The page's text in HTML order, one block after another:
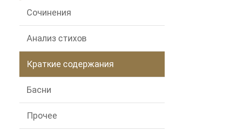
Сочинения
Анализ стихов
Краткие содержания
Басни
Прочее